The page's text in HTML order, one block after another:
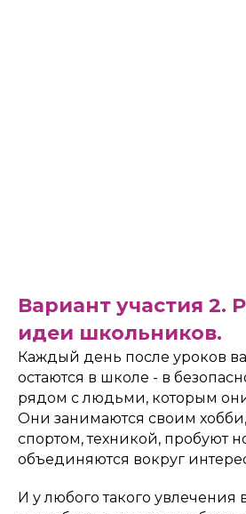
Вариант участия 2.
идеи школьников.
Каждый день после уроков
остаются в школе - в
рядом с людьми, которым
Они занимаются своим
спортом, техникой, пробуют
объединяются вокруг
И у любого такого увлечения